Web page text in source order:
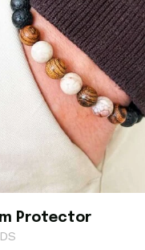
Protector